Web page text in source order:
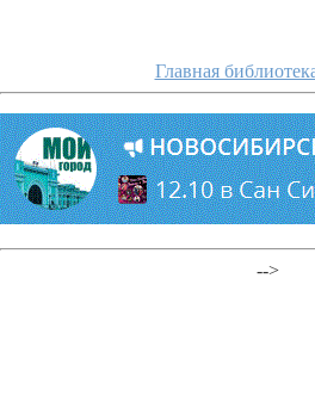
Главная
-->